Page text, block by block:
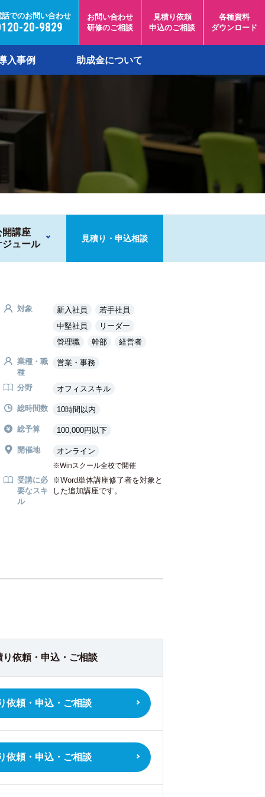
話でのお問い合わせ
20-9829
お問い合わせ
研修のご相談
見積り依頼
申込のご相談
各種資料
ダウンロード
入事例 助成金について
開講座
ジュール
見積り・申込相談
対象 新入社員
若手社員
中堅社員
リーダー
管理職
幹部 経営者
業種・職
種
営業・事務
分野 オフィススキル
総時間数 10時間以内
総予算 100,000円以下
開催地 オンライン
Winスクール全校で開催
受講に必
要なスキ
ル
※Word単体講座修了者を対象と
した追加講座です。
依頼・ 申込・ご相談
依頼・ 申込・ご相談
依頼・ 申込・ご相談